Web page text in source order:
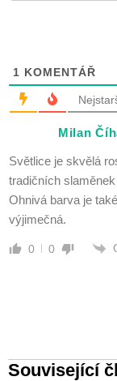
1 KOMENTÁŘ
Milan
Světlice je skvělá
tradičních
Ohnivá barva je
výjimečná.
0 0
Související